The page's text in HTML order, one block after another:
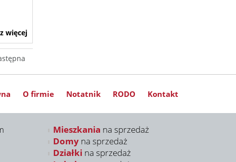
więcej
O firmie Notatnik RODO Kontakt
Mieszkania na sprzedaż
Domy na sprzedaż
Działki na sprzedaż